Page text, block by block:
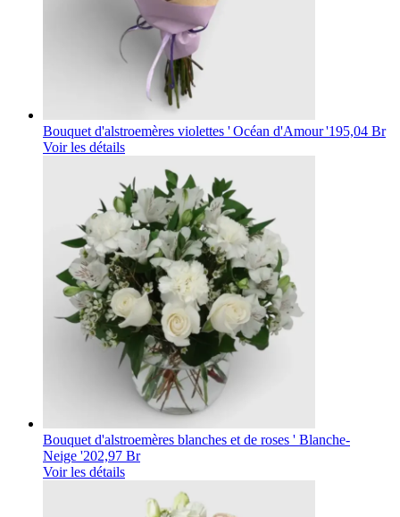
Bouquet d'alstroemères violettes ' Océan d'Amour '195,04 Br
Voir les détails
Bouquet d'alstroemères blanches et de roses ' Blanche-
Neige '202,97 Br
Voir les détails